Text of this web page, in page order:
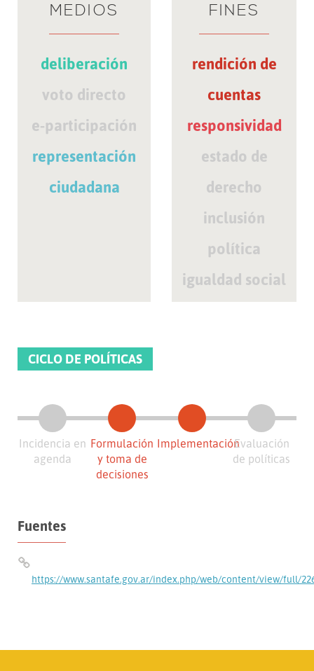
MEDIOS
deliberación
voto directo
e-participación
representación
ciudadana
FINES
rendición de
cuentas
responsividad
estado de
derecho
inclusión
política
igualdad social
CICLO DE POLÍTICAS
Incidencia en
agenda
Formulación
y toma de
decisiones
ImplementaciónEvaluación
de políticas
Fuentes
https://www.santafe.gov.ar/index.php/web/content/view/full/